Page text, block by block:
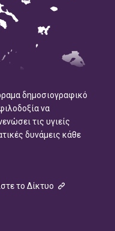
δημοσιογραφικό
να
τις υγιείς
δυνάμεις κάθε
το Δίκτυο